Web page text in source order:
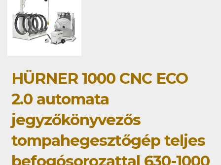
HÜRNER 1000 CNC ECO
2.0 automata
jegyzőkönyvezős
tompahegesztőgép teljes
befogósorozattal 630-1000